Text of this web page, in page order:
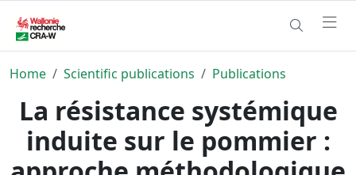
Home Scientific publications Publications
La résistance systémique
induite sur le pommier :